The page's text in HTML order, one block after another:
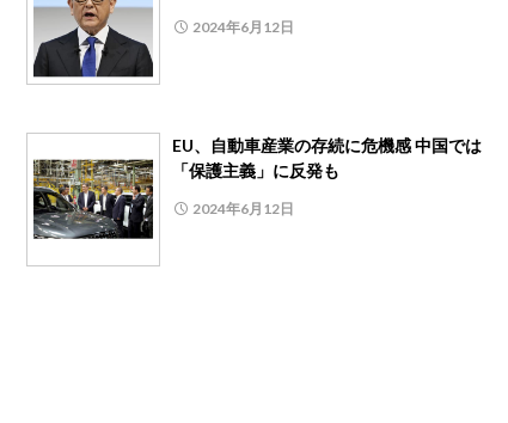
2024年6月12日
EU、自動車産業の存続に危機感 中国では
「保護主義」に反発も
2024年6月12日